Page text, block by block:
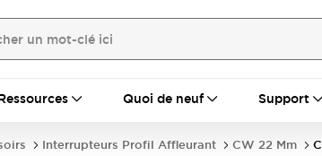
Quoi de neuf Support
Interrupteurs Profil Affleurant CW 22 Mm